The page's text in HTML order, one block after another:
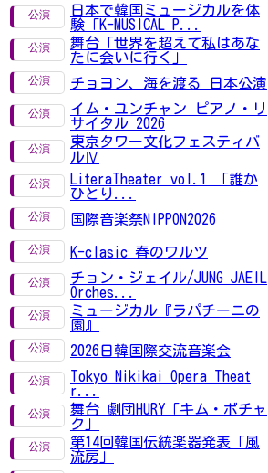
日本で韓国ミュージカルを体
験「K-MUSICAL P...
舞台「世界を超えて私はあな
たに会いに行く」
チョヨン、海を渡る 日本公演
イム・ユンチャン ピアノ・リ
サイタル 2026
東京タワー文化フェスティバ
ルⅣ
LiteraTheater vol.1 「誰か
ひとり...
国際音楽祭NIPPON2026
K-clasic 春のワルツ
チョン・ジェイル/JUNG JAEIL
Orches...
ミュージカル『ラパチーニの
園』
2026日韓国際交流音楽会
Tokyo Nikikai Opera Theat
r...
舞台 劇団HURY「キム・ボチャ
ク」
第14回韓国伝統楽器発表「風
流房」